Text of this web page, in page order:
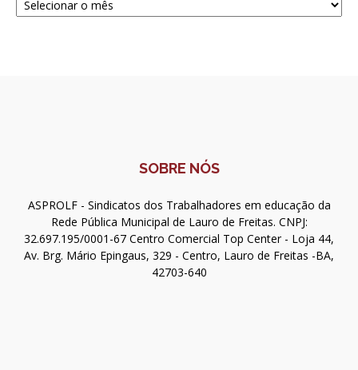
SOBRE NÓS
ASPROLF - Sindicatos dos Trabalhadores em educação da
Rede Pública Municipal de Lauro de Freitas. CNPJ:
32.697.195/0001-67 Centro Comercial Top Center - Loja 44,
Av. Brg. Mário Epingaus, 329 - Centro, Lauro de Freitas -BA,
42703-640